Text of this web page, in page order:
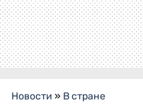
Новости » В стране